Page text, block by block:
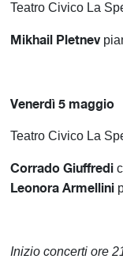
Teatro Civico La
Mikhail Pletnev
Venerdì 5 maggio
Teatro Civico La
Corrado Giuffredi
Leonora Armellini
Inizio concerti ore